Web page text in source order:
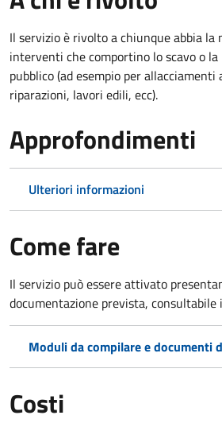
Il servizio è rivolto a chiunque abbia la
interventi che comportino lo scavo o
pubblico (ad esempio per allacciamenti
riparazioni, lavori edili, ecc).
Approfondimenti
Ulteriori informazioni
Come fare
Il servizio può essere attivato
documentazione prevista, consultabile
Moduli da compilare e documenti
Costi